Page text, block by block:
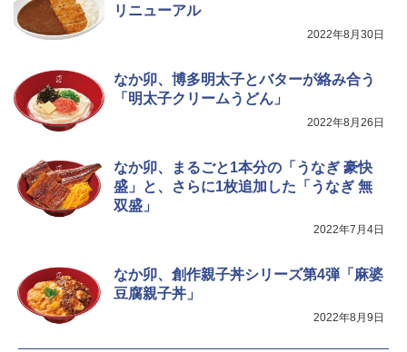
4
TOSHIBA(東芝) スチームオーブンレン
ジ 赤外線センサー ノンフライ調理 簡単
お手入れ 小型 新生活 一人暮らし 二人暮
らし ファミリー
5
AX-XJ1-B ブラック 30L 2段調理 コンベ
￥44,800
リニューアル
2022年8月30日
なか卯、博多明太子とバターが絡み合う
「明太子クリームうどん」
2022年8月26日
なか卯、まるごと1本分の「うなぎ 豪快
盛」と、さらに1枚追加した「うなぎ 無
双盛」
2022年7月4日
なか卯、創作親子丼シリーズ第4弾「麻婆
豆腐親子丼」
2022年8月9日